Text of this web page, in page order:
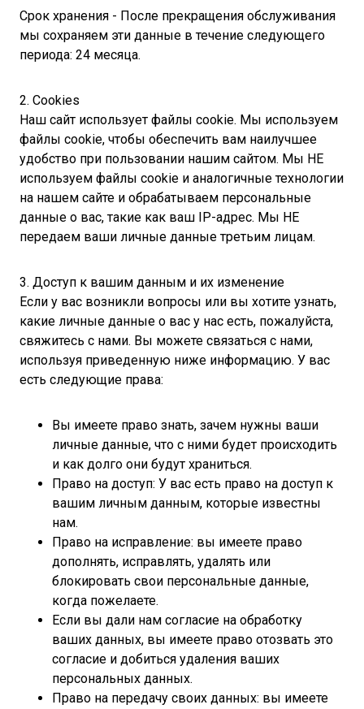
Срок хранения - После прекращения обслуживания
мы сохраняем эти данные в течение следующего
периода: 24 месяца.
2. Cookies
Наш сайт использует файлы cookie. Мы используем
файлы cookie, чтобы обеспечить вам наилучшее
удобство при пользовании нашим сайтом. Мы НЕ
используем файлы cookie и аналогичные технологии
на нашем сайте и обрабатываем персональные
данные о вас, такие как ваш IP-адрес. Мы НЕ
передаем ваши личные данные третьим лицам.
3. Доступ к вашим данным и их изменение
Если у вас возникли вопросы или вы хотите узнать,
какие личные данные о вас у нас есть, пожалуйста,
свяжитесь с нами. Вы можете связаться с нами,
используя приведенную ниже информацию. У вас
есть следующие права:
Вы имеете право знать, зачем нужны ваши
личные данные, что с ними будет происходить
и как долго они будут храниться.
Право на доступ: У вас есть право на доступ к
вашим личным данным, которые известны
нам.
Право на исправление: вы имеете право
дополнять, исправлять, удалять или
блокировать свои персональные данные,
когда пожелаете.
Если вы дали нам согласие на обработку
ваших данных, вы имеете право отозвать это
согласие и добиться удаления ваших
персональных данных.
Право на передачу своих данных: вы имеете